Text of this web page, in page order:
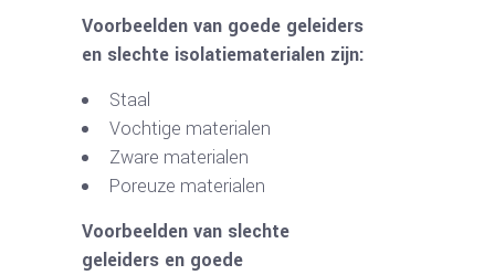
Voorbeelden van goede geleiders
en slechte isolatiematerialen zijn:
Staal
Vochtige materialen
Zware materialen
Poreuze materialen
Voorbeelden van slechte
geleiders en goede